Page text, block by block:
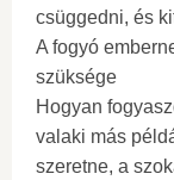
csüggedni, és
A fogyó
szüksége
Hogyan
valaki más
szeretne, a